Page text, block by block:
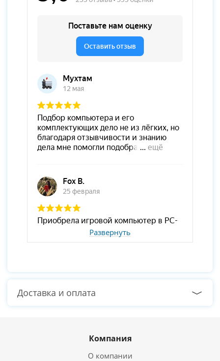
Развернуть
Доставка и оплата
Компания
О компании